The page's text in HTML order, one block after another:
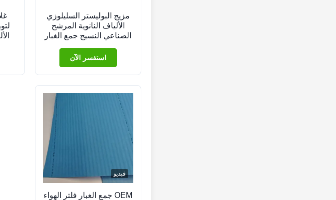
مزيج البوليستر السليلوزي
الألياف النانوية المرشح
الصناعي النسيج جمع الغبار
استفسر الآن
فيديو
OEM جمع الغبار فلتر الهواء